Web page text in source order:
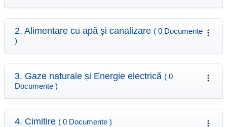
2. Alimentare cu apă și canalizare ( 0 Documente
)
3. Gaze naturale și Energie electrică ( 0
Documente )
4. Cimitire ( 0 Documente )